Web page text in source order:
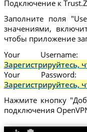
Подключение к
Заполните поля
значениями,
чтобы приложение
Your
Зарегистрируйтесь,
Your
Зарегистрируйтесь,
Нажмите кнопку
подключения